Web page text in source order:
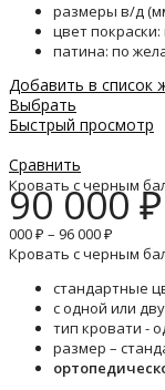
размеры в/д
цвет
патина: по
Добавить в список
Выбрать
Быстрый просмотр
Сравнить
Кровать с черным
90 000₽
000 ₽ – 96 000 ₽
Кровать с черным
стандартные
с одной или
тип кровати -
размер –